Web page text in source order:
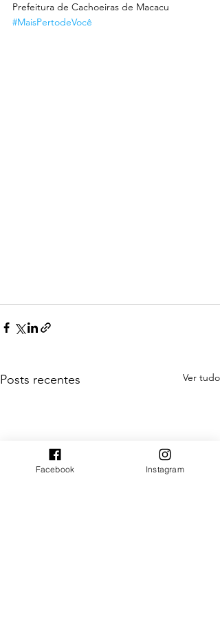
Prefeitura de Cachoeiras de Macacu
#MaisPertodeVocê
Posts recentes Ver tudo
Facebook Instagram